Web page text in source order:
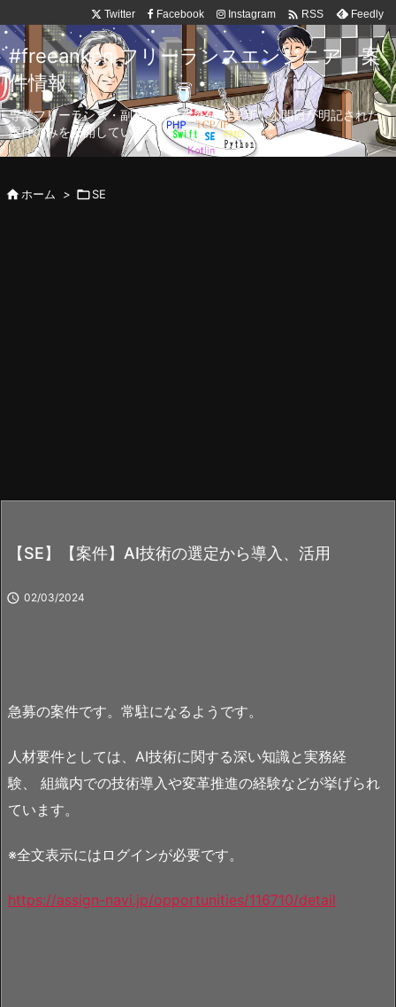
Twitter Facebook Instagram  RSS Feedly
#freeanken フリーランスエンジニア 案
件情報
専業フリーランス・副業向け案件を毎日更新！公開日が明記された
案件のみを公開しています。
ホーム > SE
【SE】【案件】AI技術の選定から導入、活用
 02/03/2024
急募の案件です。常駐になるようです。
人材要件としては、AI技術に関する深い知識と実務経
験、 組織内での技術導入や変革推進の経験などが挙げられ
ています。
※全文表示にはログインが必要です。
https://assign-navi.jp/opportunities/116710/detail